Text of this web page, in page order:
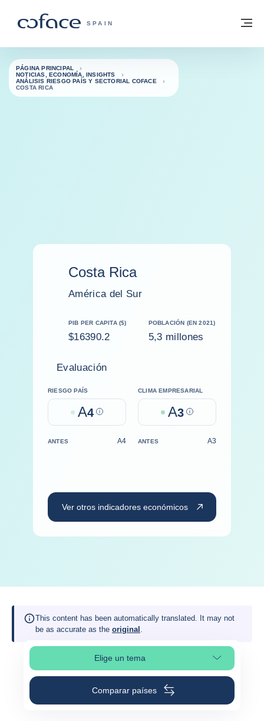
COFACE - FOR TRADE
SPAIN
Volver a la página principal
PÁGINA PRINCIPAL
NOTICIAS, ECONOMÍA, INSIGHTS
ANÁLISIS RIESGO PAÍS Y SECTORIAL COFACE
COSTA RICA
Costa Rica
América del Sur
PIB PER CAPITA ($)
$16390.2
POBLACIÓN (EN 2021)
5,3 millones
Evaluación
RIESGO PAÍS
A4 Help
CLIMA EMPRESARIAL
A3 Help
ANTES A4 ANTES A3
Ver otros indicadores económicos
This content has been automatically translated. It may not
be as accurate as the original .
Elige un temaSelleciona la sección de la página
Comparar países